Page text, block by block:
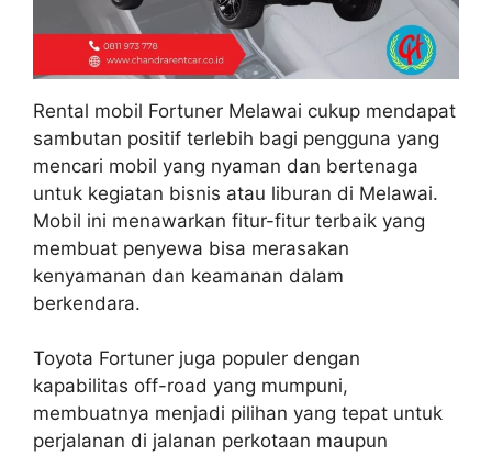
Rental mobil Fortuner Melawai cukup mendapat
sambutan positif terlebih bagi pengguna yang
mencari mobil yang nyaman dan bertenaga
untuk kegiatan bisnis atau liburan di Melawai.
Mobil ini menawarkan fitur-fitur terbaik yang
membuat penyewa bisa merasakan
kenyamanan dan keamanan dalam
berkendara.
Toyota Fortuner juga populer dengan
kapabilitas off-road yang mumpuni,
membuatnya menjadi pilihan yang tepat untuk
perjalanan di jalanan perkotaan maupun